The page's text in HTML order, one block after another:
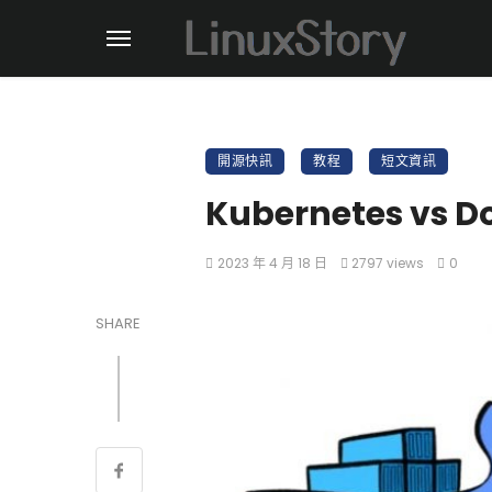
開源快訊 教程 短文資訊
Kubernetes vs
2023 年 4 月 18 日 2797 views 0
SHARE